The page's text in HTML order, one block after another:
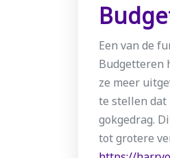
Een van de
Budgetteren
ze meer
te stellen dat
gokgedrag.
tot grotere